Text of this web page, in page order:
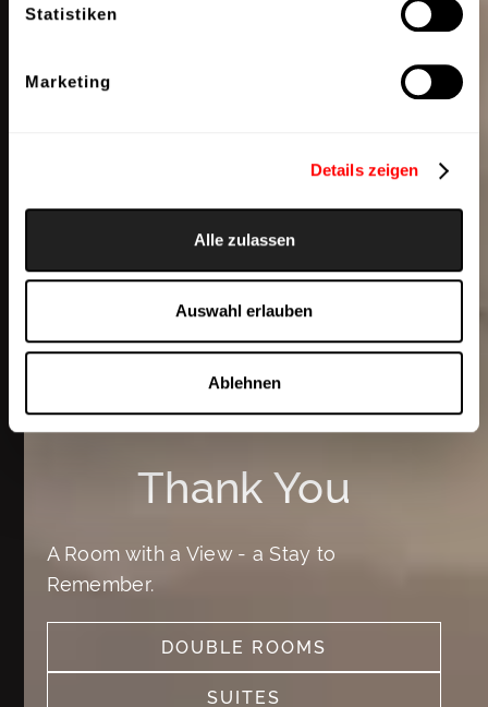
Statistiken
Marketing
Details zeigen
Alle zulassen
Auswahl erlauben
Ablehnen
Thank You
A Room with a View - a Stay to
Remember.
DOUBLE ROOMS
SEE MORE
SUITES